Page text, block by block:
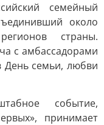
семейный
около
страны.
с амбассадорами
День семьи, любви
событие,
принимает